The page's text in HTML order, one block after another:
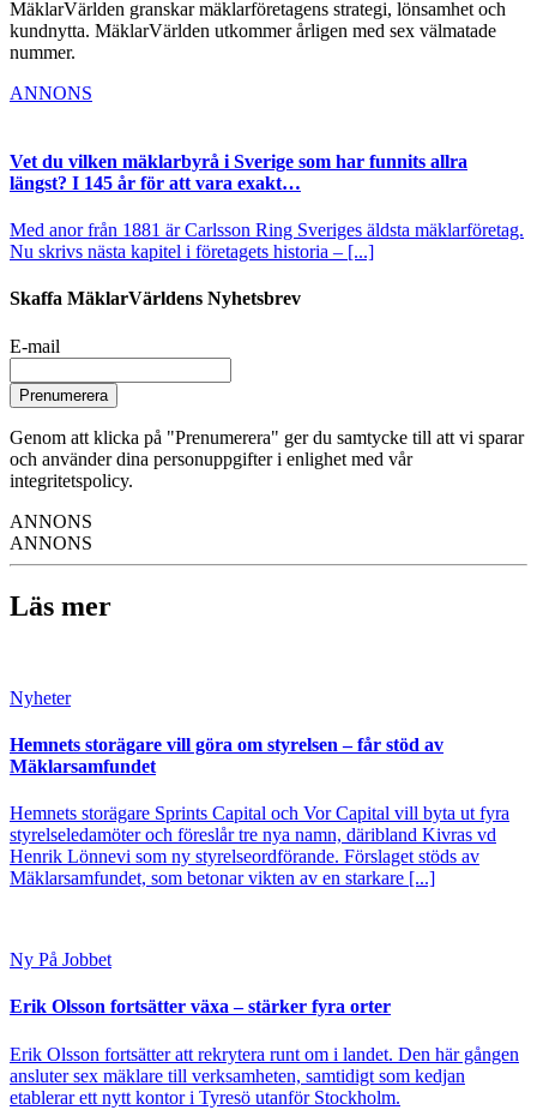
MäklarVärlden granskar mäklarföretagens strategi, lönsamhet och
kundnytta. MäklarVärlden utkommer årligen med sex välmatade
nummer.
ANNONS
Vet du vilken mäklarbyrå i Sverige som har funnits allra
längst? I 145 år för att vara exakt…
Med anor från 1881 är Carlsson Ring Sveriges äldsta mäklarföretag.
Nu skrivs nästa kapitel i företagets historia – [...]
Skaffa MäklarVärldens Nyhetsbrev
E-mail
Prenumerera
Genom att klicka på "Prenumerera" ger du samtycke till att vi sparar
och använder dina personuppgifter i enlighet med vår
integritetspolicy.
ANNONS
ANNONS
Läs mer
Nyheter
Hemnets storägare vill göra om styrelsen – får stöd av
Mäklarsamfundet
Hemnets storägare Sprints Capital och Vor Capital vill byta ut fyra
styrelseledamöter och föreslår tre nya namn, däribland Kivras vd
Henrik Lönnevi som ny styrelseordförande. Förslaget stöds av
Mäklarsamfundet, som betonar vikten av en starkare [...]
Ny På Jobbet
Erik Olsson fortsätter växa – stärker fyra orter
Erik Olsson fortsätter att rekrytera runt om i landet. Den här gången
ansluter sex mäklare till verksamheten, samtidigt som kedjan
etablerar ett nytt kontor i Tyresö utanför Stockholm.